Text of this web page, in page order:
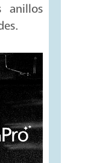
anillos